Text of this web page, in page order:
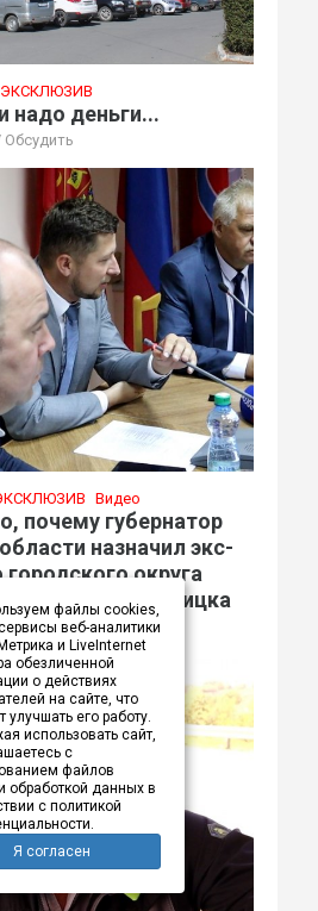
ЭКСКЛЮЗИВ
надо деньги...
Обсудить
Видео
почему губернатор
назначил экс-
городского округа
мэром Новотроицка
Обсудить
файлы cookies,
веб-аналитики
и LiveInternet
обезличенной
о действиях
на сайте, что
улучшать его работу.
использовать сайт,
с
файлов
обработкой данных в
с политикой
Я согласен